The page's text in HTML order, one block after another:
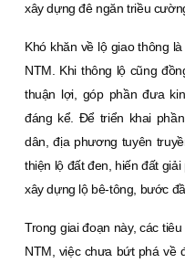
xây dựng đê ngăn triều
Khó khăn về lộ giao thông
NTM. Khi thông lộ cũng
thuận lợi, góp phần đưa
đáng kể. Ðể triển khai
dân, địa phương tuyên
thiện lộ đất đen, hiến đất
xây dựng lộ bê-tông, bước
Trong giai đoạn này, các
NTM, việc chưa bứt phá về